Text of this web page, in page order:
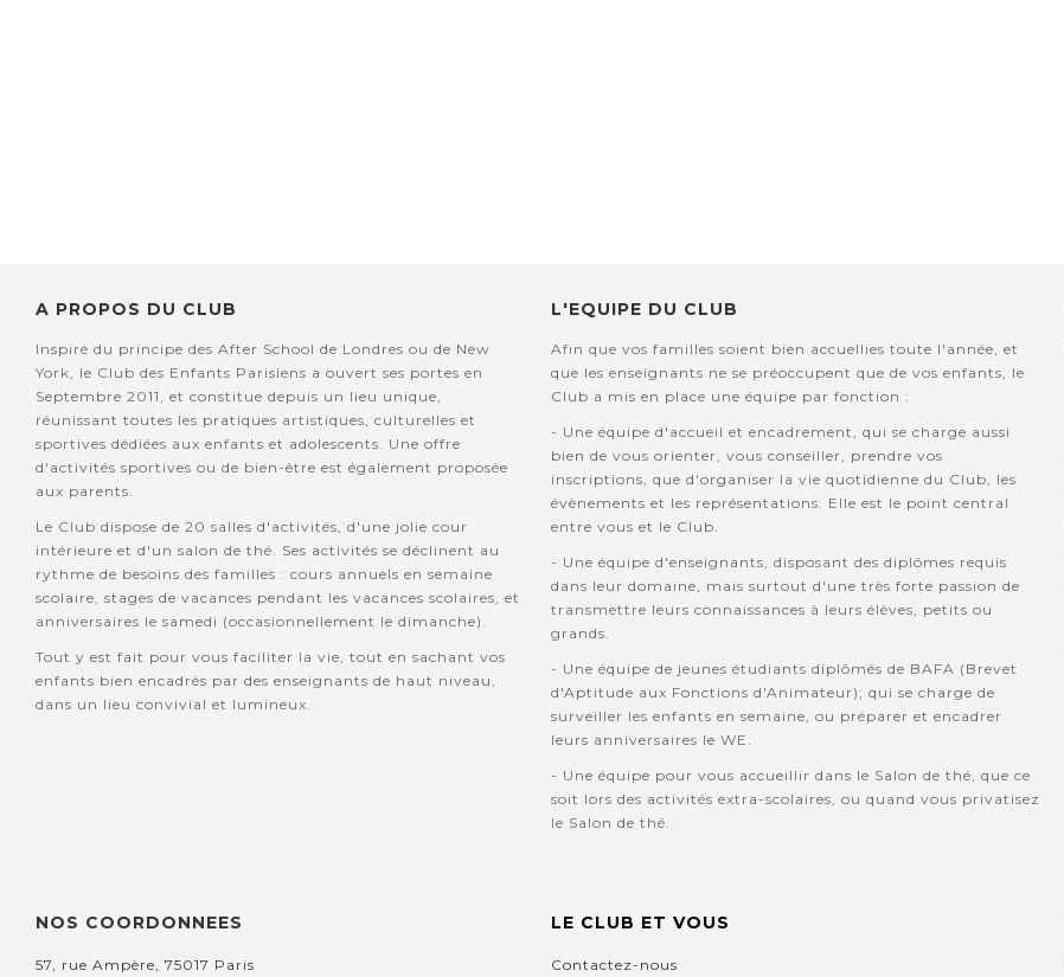
A PROPOS DU CLUB
Inspiré du principe des After School de Londres ou de New
York, le Club des Enfants Parisiens a ouvert ses portes en
Septembre 2011, et constitue depuis un lieu unique,
réunissant toutes les pratiques artistiques, culturelles et
sportives dédiées aux enfants et adolescents. Une offre
d'activités sportives ou de bien-être est également proposée
aux parents.
Le Club dispose de 20 salles d'activités, d'une jolie cour
intérieure et d'un salon de thé. Ses activités se déclinent au
rythme de besoins des familles : cours annuels en semaine
scolaire, stages de vacances pendant les vacances scolaires, et
anniversaires le samedi (occasionnellement le dimanche).
Tout y est fait pour vous faciliter la vie, tout en sachant vos
enfants bien encadrés par des enseignants de haut niveau,
dans un lieu convivial et lumineux.
L'EQUIPE DU CLUB
Afin que vos familles soient bien accuellies toute l'année, et
que les enseignants ne se préoccupent que de vos enfants, le
Club a mis en place une équipe par fonction :
- Une équipe d'accueil et encadrement, qui se charge aussi
bien de vous orienter, vous conseiller, prendre vos
inscriptions, que d'organiser la vie quotidienne du Club, les
évènements et les représentations. Elle est le point central
entre vous et le Club.
- Une équipe d'enseignants, disposant des diplômes requis
dans leur domaine, mais surtout d'une très forte passion de
transmettre leurs connaissances à leurs élèves, petits ou
grands.
- Une équipe de jeunes étudiants diplômés de BAFA (Brevet
d'Aptitude aux Fonctions d'Animateur); qui se charge de
surveiller les enfants en semaine, ou préparer et encadrer
leurs anniversaires le WE.
- Une équipe pour vous accueillir dans le Salon de thé, que ce
soit lors des activités extra-scolaires, ou quand vous privatisez
le Salon de thé.
NOS COORDONNEES
57, rue Ampère, 75017 Paris
LE CLUB ET VOUS
Contactez-nous